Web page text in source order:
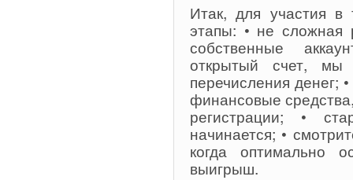
Итак, для участия в
этапы: • не сложная
собственные
открытый счет, мы
перечисления денег;
финансовые
регистрации; •
начинается; •
когда оптимально
выигрыш.